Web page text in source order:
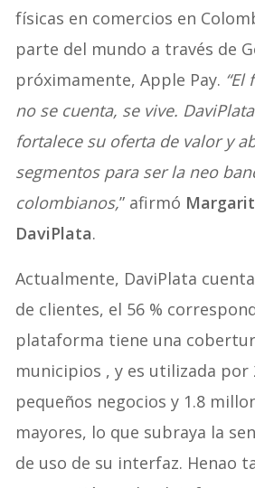
físicas en comercios en
parte del mundo a través de
próximamente, Apple Pay. “El
no se cuenta, se vive.
fortalece su oferta de valor y
segmentos para ser la neo
colombianos,” afirmó
DaviPlata.
Actualmente, DaviPlata
de clientes, el 56 %
plataforma tiene una
municipios , y es utilizada por
pequeños negocios y 1.8
mayores, lo que subraya la
de uso de su interfaz. Henao